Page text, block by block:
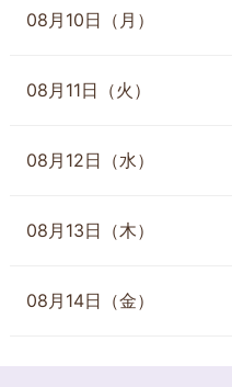
08月10日（月）
08月11日（火）
08月12日（水）
08月13日（木）
08月14日（金）